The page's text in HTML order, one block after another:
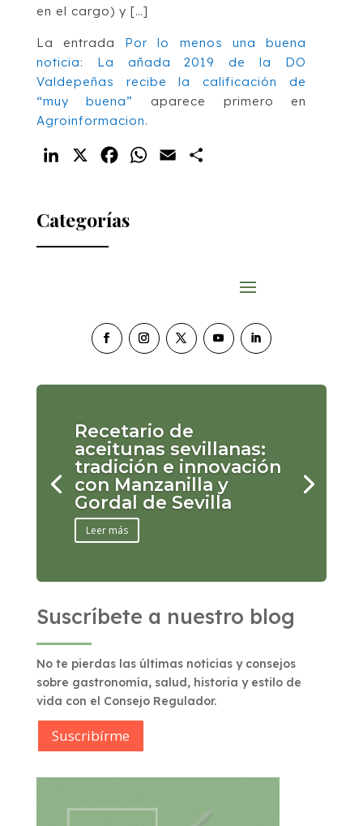
en el cargo) y […]
La entrada Por lo menos una buena
noticia: La añada 2019 de la DO
Valdepeñas recibe la calificación de
“muy buena”
aparece primero en
Agroinformacion.
LinkedIn FacebookWhatsApp
Email
Categorías
Recetario de
aceitunas sevillanas:
tradición e innovación
con Manzanilla y
Gordal de Sevilla
Leer más
Suscríbete a nuestro blog
No te pierdas las últimas noticias y consejos
sobre gastronomía, salud, historia y estilo de
vida con el Consejo Regulador.
Suscribírme